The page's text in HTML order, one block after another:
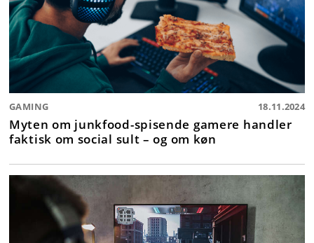
GAMING 18.11.2024
Myten om junkfood-spisende gamere handler
faktisk om social sult – og om køn